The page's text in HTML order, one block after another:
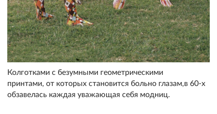
Колготками с безумными геометрическими
принтами, от которых становится больно глазам,в 60-х
обзавелась каждая уважающая себя модниц.